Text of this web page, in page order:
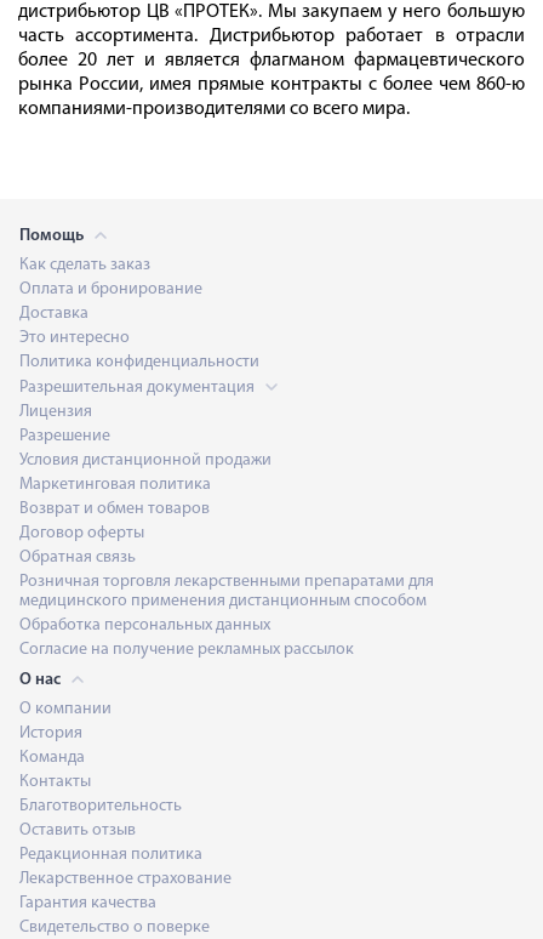
дистрибьютор ЦВ «ПРОТЕК». Мы закупаем у него большую
часть ассортимента. Дистрибьютор работает в отрасли
более 20 лет и является флагманом фармацевтического
рынка России, имея прямые контракты с более чем 860-ю
компаниями-производителями со всего мира.
Помощь
Как сделать заказ
Оплата и бронирование
Доставка
Это интересно
Политика конфиденциальности
Разрешительная документация
Лицензия
Разрешение
Условия дистанционной продажи
Маркетинговая политика
Возврат и обмен товаров
Договор оферты
Обратная связь
Розничная торговля лекарственными препаратами для
медицинского применения дистанционным способом
Обработка персональных данных
Согласие на получение рекламных рассылок
О нас
О компании
История
Команда
Контакты
Благотворительность
Оставить отзыв
Редакционная политика
Лекарственное страхование
Гарантия качества
Свидетельство о поверке